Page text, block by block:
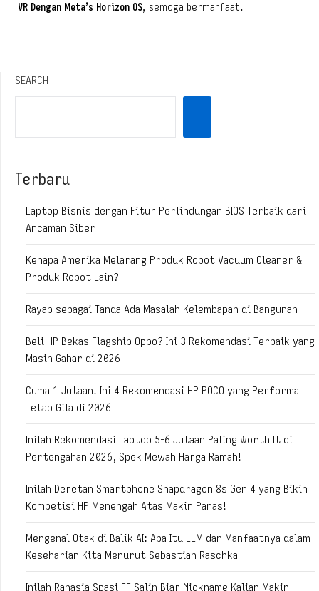
VR Dengan Meta’s Horizon OS, semoga bermanfaat.
SEARCH
Terbaru
Laptop Bisnis dengan Fitur Perlindungan BIOS Terbaik dari
Ancaman Siber
Kenapa Amerika Melarang Produk Robot Vacuum Cleaner &
Produk Robot Lain?
Rayap sebagai Tanda Ada Masalah Kelembapan di Bangunan
Beli HP Bekas Flagship Oppo? Ini 3 Rekomendasi Terbaik yang
Masih Gahar di 2026
Cuma 1 Jutaan! Ini 4 Rekomendasi HP POCO yang Performa
Tetap Gila di 2026
Inilah Rekomendasi Laptop 5-6 Jutaan Paling Worth It di
Pertengahan 2026, Spek Mewah Harga Ramah!
Inilah Deretan Smartphone Snapdragon 8s Gen 4 yang Bikin
Kompetisi HP Menengah Atas Makin Panas!
Mengenal Otak di Balik AI: Apa Itu LLM dan Manfaatnya dalam
Keseharian Kita Menurut Sebastian Raschka
Inilah Rahasia Spasi FF Salin Biar Nickname Kalian Makin